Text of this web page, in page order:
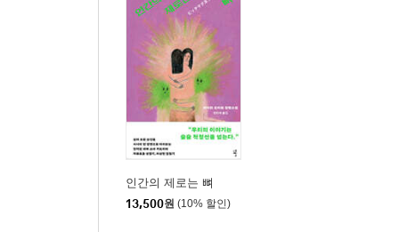
인간의 제로는 뼈
13,500원 (10% 할인)